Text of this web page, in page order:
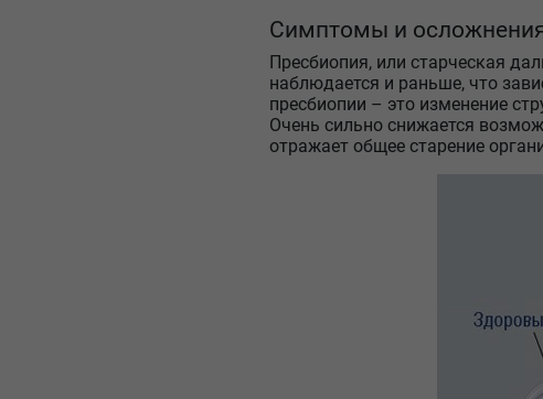
Симптомы и
Пресбиопия, или старческая
наблюдается и раньше, что
пресбиопии – это изменение
Очень сильно снижается
отражает общее старение